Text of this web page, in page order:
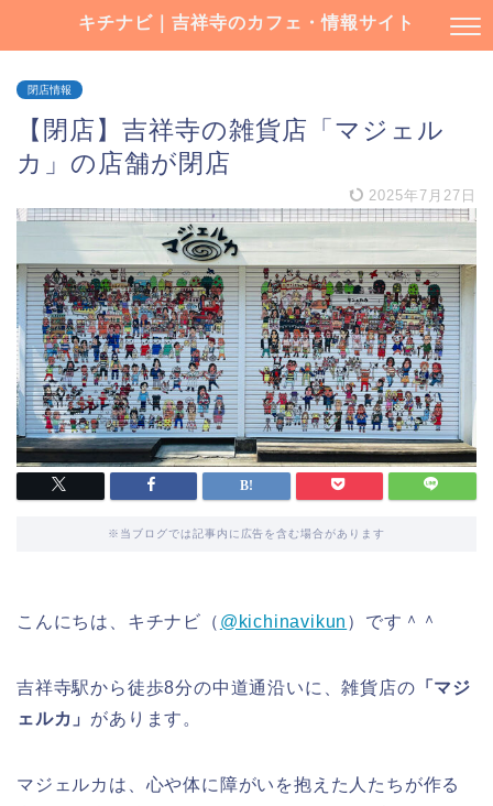
キチナビ｜吉祥寺のカフェ・情報サイト
閉店情報
【閉店】吉祥寺の雑貨店「マジェル
カ」の店舗が閉店
2025年7月27日
※当ブログでは記事内に広告を含む場合があります
こんにちは、キチナビ（ @kichinavikun ）です＾＾
吉祥寺駅から徒歩8分の中道通沿いに、雑貨店の 「マジ
ェルカ」 があります。
マジェルカは、心や体に障がいを抱えた人たちが作る